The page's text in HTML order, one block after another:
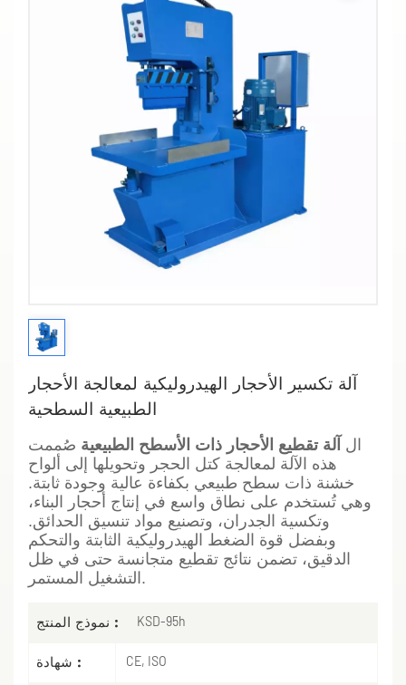
آلة تكسير الأحجار الهيدروليكية لمعالجة الأحجار
الطبيعية السطحية
ال آلة تقطيع الأحجار ذات الأسطح الطبيعية صُممت
هذه الآلة لمعالجة كتل الحجر وتحويلها إلى ألواح
خشنة ذات سطح طبيعي بكفاءة عالية وجودة ثابتة.
وهي تُستخدم على نطاق واسع في إنتاج أحجار البناء،
وتكسية الجدران، وتصنيع مواد تنسيق الحدائق.
وبفضل قوة الضغط الهيدروليكية الثابتة والتحكم
الدقيق، تضمن نتائج تقطيع متجانسة حتى في ظل
التشغيل المستمر.
نموذج المنتج : KSD-95h
شهادة : CE, ISO